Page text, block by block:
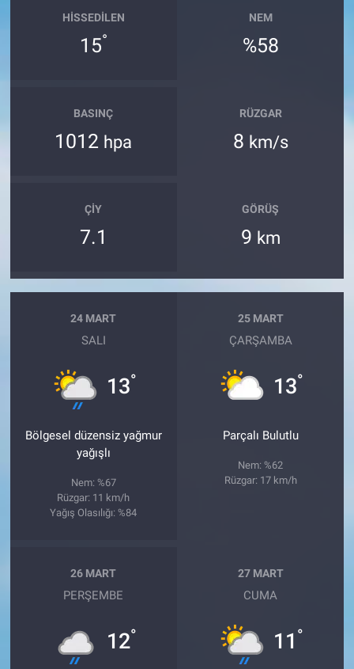
HISSEDILEN
15°
NEM
%58
BASINÇ
1012 hpa
RÜZGAR
8 km/s
ÇIY
7.1
GÖRÜŞ
9 km
24 MART
SALI
13°
Bölgesel düzensiz yağmur
yağışlı
Nem: %67
Rüzgar: 11 km/h
Yağış Olasılığı: %84
25 MART
ÇARŞAMBA
13°
Parçalı Bulutlu
Nem: %62
Rüzgar: 17 km/h
26 MART
PERŞEMBE
12°
27 MART
CUMA
11 °